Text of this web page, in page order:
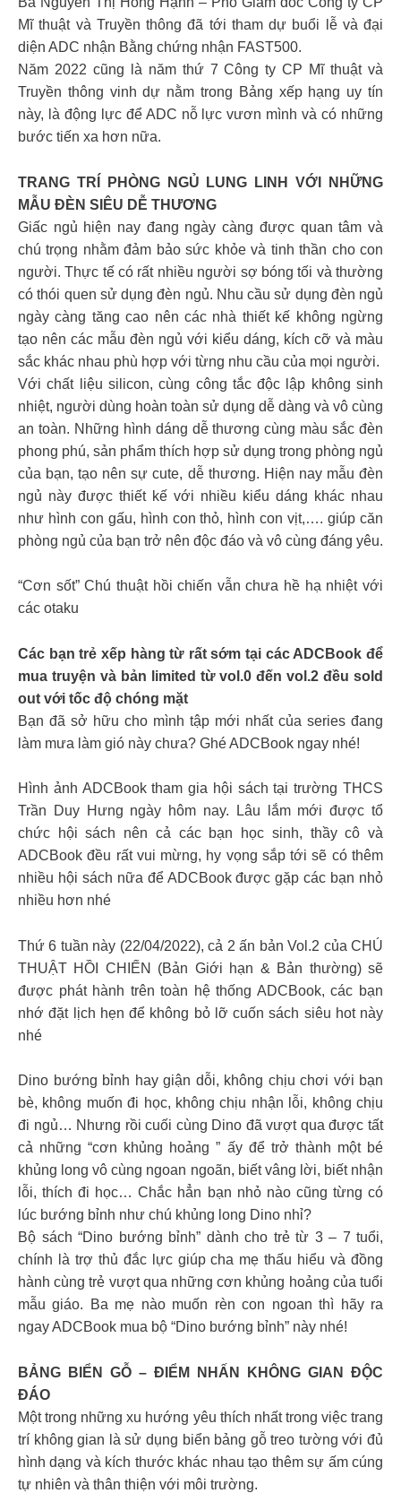
Mĩ thuật và Truyền thông đã tới tham dự buổi lễ và đại
diện ADC nhận Bằng chứng nhận FAST500.
Năm 2022 cũng là năm thứ 7 Công ty CP Mĩ thuật và
Truyền thông vinh dự nằm trong Bảng xếp hạng uy tín
này, là động lực để ADC nỗ lực vươn mình và có những
bước tiến xa hơn nữa.
TRANG TRÍ PHÒNG NGỦ LUNG LINH VỚI NHỮNG
MẪU ĐÈN SIÊU DỄ THƯƠNG
Giấc ngủ hiện nay đang ngày càng được quan tâm và
chú trọng nhằm đảm bảo sức khỏe và tinh thần cho con
người. Thực tế có rất nhiều người sợ bóng tối và thường
có thói quen sử dụng đèn ngủ. Nhu cầu sử dụng đèn ngủ
ngày càng tăng cao nên các nhà thiết kế không ngừng
tạo nên các mẫu đèn ngủ với kiểu dáng, kích cỡ và màu
sắc khác nhau phù hợp với từng nhu cầu của mọi người.
Với chất liệu silicon, cùng công tắc độc lập không sinh
nhiệt, người dùng hoàn toàn sử dụng dễ dàng và vô cùng
an toàn. Những hình dáng dễ thương cùng màu sắc đèn
phong phú, sản phẩm thích hợp sử dụng trong phòng ngủ
của bạn, tạo nên sự cute, dễ thương. Hiện nay mẫu đèn
ngủ này được thiết kế với nhiều kiểu dáng khác nhau
như hình con gấu, hình con thỏ, hình con vịt,…. giúp căn
phòng ngủ của bạn trở nên độc đáo và vô cùng đáng yêu.
“Cơn sốt” Chú thuật hồi chiến vẫn chưa hề hạ nhiệt với
các otaku
Các bạn trẻ xếp hàng từ rất sớm tại các ADCBook để
mua truyện và bản limited từ vol.0 đến vol.2 đều sold
out với tốc độ chóng mặt
Bạn đã sở hữu cho mình tập mới nhất của series đang
làm mưa làm gió này chưa? Ghé ADCBook ngay nhé!
Hình ảnh ADCBook tham gia hội sách tại trường THCS
Trần Duy Hưng ngày hôm nay. Lâu lắm mới được tổ
chức hội sách nên cả các bạn học sinh, thầy cô và
ADCBook đều rất vui mừng, hy vọng sắp tới sẽ có thêm
nhiều hội sách nữa để ADCBook được gặp các bạn nhỏ
nhiều hơn nhé
Thứ 6 tuần này (22/04/2022), cả 2 ấn bản Vol.2 của CHÚ
THUẬT HỒI CHIẾN (Bản Giới hạn & Bản thường) sẽ
được phát hành trên toàn hệ thống ADCBook, các bạn
nhớ đặt lịch hẹn để không bỏ lỡ cuốn sách siêu hot này
nhé
Dino bướng bỉnh hay giận dỗi, không chịu chơi với bạn
bè, không muốn đi học, không chịu nhận lỗi, không chịu
đi ngủ… Nhưng rồi cuối cùng Dino đã vượt qua được tất
cả những “cơn khủng hoảng ” ấy để trở thành một bé
khủng long vô cùng ngoan ngoãn, biết vâng lời, biết nhận
lỗi, thích đi học… Chắc hẳn bạn nhỏ nào cũng từng có
lúc bướng bỉnh như chú khủng long Dino nhỉ?
Bộ sách “Dino bướng bỉnh” dành cho trẻ từ 3 – 7 tuổi,
chính là trợ thủ đắc lực giúp cha mẹ thấu hiểu và đồng
hành cùng trẻ vượt qua những cơn khủng hoảng của tuổi
mẫu giáo. Ba mẹ nào muốn rèn con ngoan thì hãy ra
ngay ADCBook mua bộ “Dino bướng bỉnh” này nhé!
BẢNG BIỂN GỖ – ĐIỂM NHẤN KHÔNG GIAN ĐỘC
ĐÁO
Một trong những xu hướng yêu thích nhất trong việc trang
trí không gian là sử dụng biển bảng gỗ treo tường với đủ
hình dạng và kích thước khác nhau tạo thêm sự ấm cúng
tự nhiên và thân thiện với môi trường.